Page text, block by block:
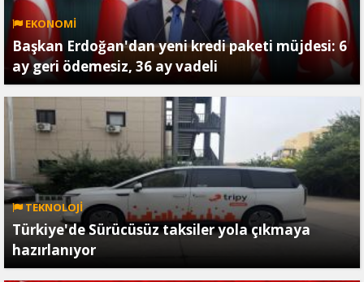
EKONOMİ
Başkan Erdoğan'dan yeni kredi paketi müjdesi: 6
ay geri ödemesiz, 36 ay vadeli
TEKNOLOJİ
Türkiye'de Sürücüsüz taksiler yola çıkmaya
hazırlanıyor